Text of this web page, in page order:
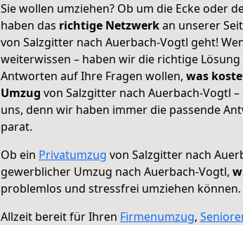
Sie wollen umziehen? Ob um die Ecke oder
haben das richtige Netzwerkan unserer
von Salzgitter nach Auerbach-Vogtl geht!
weiterwissen – haben wir die richtige Lösung
Antworten auf Ihre Fragen wollen, was
Umzug von Salzgitter nach Auerbach-Vogtl
uns, denn wir haben immer die passende
parat.
Ob ein Privatumzug von Salzgitter nach
gewerblicher Umzug nach Auerbach-Vogtl,
problemlos und stressfrei umziehen können.
Allzeit bereit für Ihren Firmenumzug,